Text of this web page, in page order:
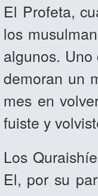
El Profeta,
los
algunos.
demoran un
mes en
fuiste y
Los
El, por su